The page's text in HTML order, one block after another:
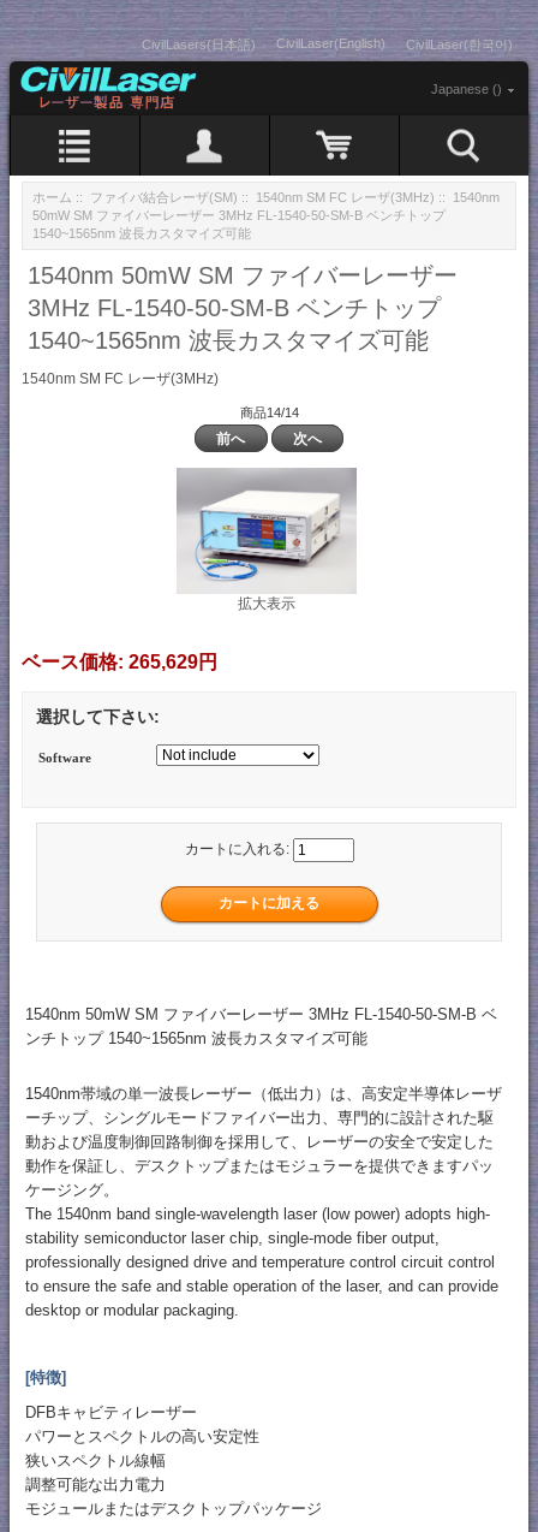
CivilLasers(日本語) CivilLaser(English) CivilLaser(한국어)
Japanese ()
ホーム :: ファイバ結合レーザ(SM) :: 1540nm SM FC レーザ(3MHz) :: 1540nm
50mW SM ファイバーレーザー 3MHz FL-1540-50-SM-B ベンチトップ
1540~1565nm 波長カスタマイズ可能
1540nm 50mW SM ファイバーレーザー
3MHz FL-1540-50-SM-B ベンチトップ
1540~1565nm 波長カスタマイズ可能
1540nm SM FC レーザ(3MHz)
商品14/14
前へ 次へ
拡大表示
ベース価格: 265,629円
選択して下さい:
Software
カートに入れる:
1540nm 50mW SM ファイバーレーザー 3MHz FL-1540-50-SM-B ベ
ンチトップ 1540~1565nm 波長カスタマイズ可能
1540nm帯域の単一波長レーザー（低出力）は、高安定半導体レーザ
ーチップ、シングルモードファイバー出力、専門的に設計された駆
動および温度制御回路制御を採用して、レーザーの安全で安定した
動作を保証し、デスクトップまたはモジュラーを提供できますパッ
ケージング。
The 1540nm band single-wavelength laser (low power) adopts high-
stability semiconductor laser chip, single-mode fiber output,
professionally designed drive and temperature control circuit control
to ensure the safe and stable operation of the laser, and can provide
desktop or modular packaging.
[特徴]
DFBキャビティレーザー
パワーとスペクトルの高い安定性
狭いスペクトル線幅
調整可能な出力電力
モジュールまたはデスクトップパッケージ